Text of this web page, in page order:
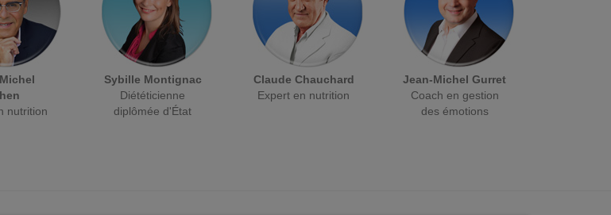
nutrition
Sybille Montignac
Diététicienne
diplômée d'État
Claude Chauchard
Expert en nutrition
Jean-Michel Gurret
Coach en gestion
des émotions